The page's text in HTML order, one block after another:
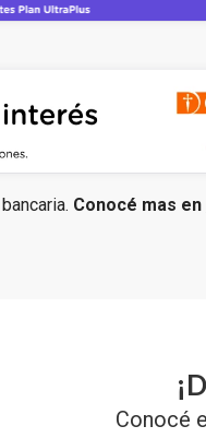
Conocé mas en
Conocé